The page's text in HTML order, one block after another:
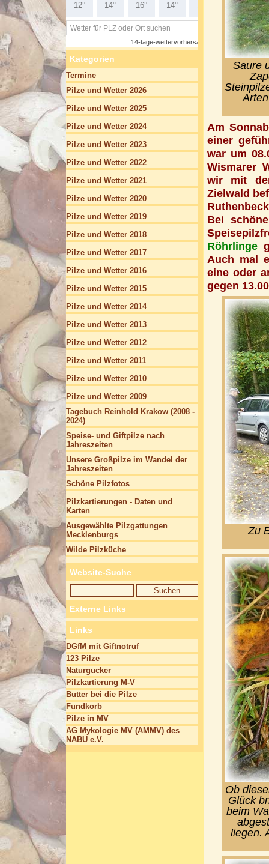
Saure
Am
einer
war um
Wismarer
wir mit
Zielwald
Bei
Röhrlinge
Auch mal
eine oder
gegen
Zu
Ob
Glück
beim
liegen.
Kategorien
Termine
Pilze und Wetter 2026
Pilze und Wetter 2025
Pilze und Wetter 2024
Pilze und Wetter 2023
Pilze und Wetter 2022
Pilze und Wetter 2021
Pilze und Wetter 2020
Pilze und Wetter 2019
Pilze und Wetter 2018
Pilze und Wetter 2017
Pilze und Wetter 2016
Pilze und Wetter 2015
Pilze und Wetter 2014
Pilze und Wetter 2013
Pilze und Wetter 2012
Pilze und Wetter 2011
Pilze und Wetter 2010
Pilze und Wetter 2009
Tagebuch Reinhold Krakow (2008 -
2024)
Speise- und Giftpilze nach
Jahreszeiten
Unsere Großpilze im Wandel der
Jahreszeiten
Schöne Pilzfotos
Pilzkartierungen - Daten und
Karten
Ausgewählte Pilzgattungen
Mecklenburgs
Wilde Pilzküche
Website-Suche
Externe Links
Links
DGfM mit Giftnotruf
123 Pilze
Naturgucker
Pilzkartierung M-V
Butter bei die Pilze
Fundkorb
Pilze in MV
AG Mykologie MV (AMMV) des
NABU e.V.